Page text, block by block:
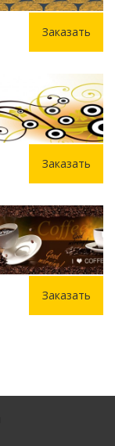
Заказать
Заказать
Заказать